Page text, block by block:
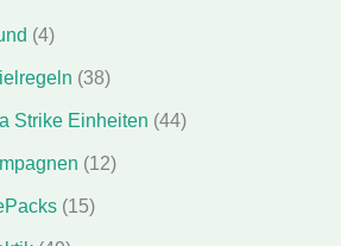
(4)
(38)
Strike Einheiten (44)
(12)
(15)